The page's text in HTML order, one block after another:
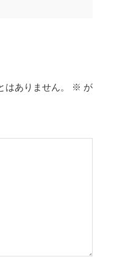
ありません。 ※ が